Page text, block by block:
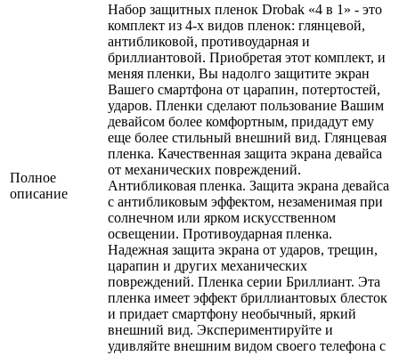
Полное
описание
Набор защитных пленок Drobak «4 в 1» - это
комплект из 4-х видов пленок: глянцевой,
антибликовой, противоударная и
бриллиантовой. Приобретая этот комплект, и
меняя пленки, Вы надолго защитите экран
Вашего смартфона от царапин, потертостей,
ударов. Пленки сделают пользование Вашим
девайсом более комфортным, придадут ему
еще более стильный внешний вид. Глянцевая
пленка. Качественная защита экрана девайса
от механических повреждений.
Антибликовая пленка. Защита экрана девайса
с антибликовым эффектом, незаменимая при
солнечном или ярком искусственном
освещении. Противоударная пленка.
Надежная защита экрана от ударов, трещин,
царапин и других механических
повреждений. Пленка серии Бриллиант. Эта
пленка имеет эффект бриллиантовых блесток
и придает смартфону необычный, яркий
внешний вид. Экспериментируйте и
удивляйте внешним видом своего телефона с